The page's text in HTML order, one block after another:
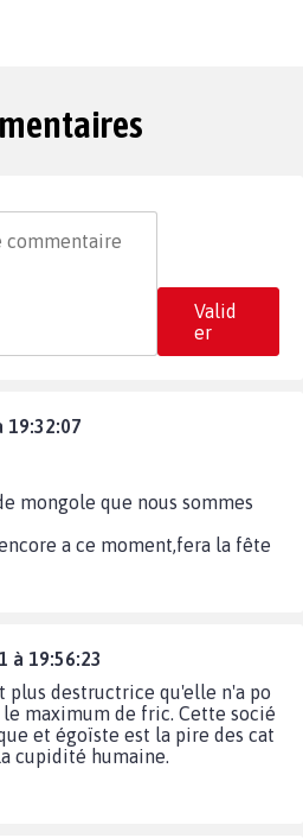
Valid
er
19:32:07
mongole que nous sommes
a ce moment,fera la fête
à 19:56:23
plus destructrice qu'elle n'a po
maximum de fric. Cette socié
et égoïste est la pire des cat
cupidité humaine.